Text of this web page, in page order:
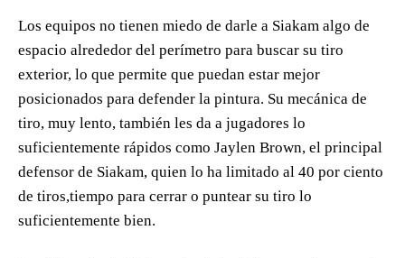
Los equipos no tienen miedo de darle a Siakam algo de
espacio alrededor del perímetro para buscar su tiro
exterior, lo que permite que puedan estar mejor
posicionados para defender la pintura. Su mecánica de
tiro, muy lento, también les da a jugadores lo
suficientemente rápidos como Jaylen Brown, el principal
defensor de Siakam, quien lo ha limitado al 40 por ciento
de tiros,tiempo para cerrar o puntear su tiro lo
suficientemente bien.